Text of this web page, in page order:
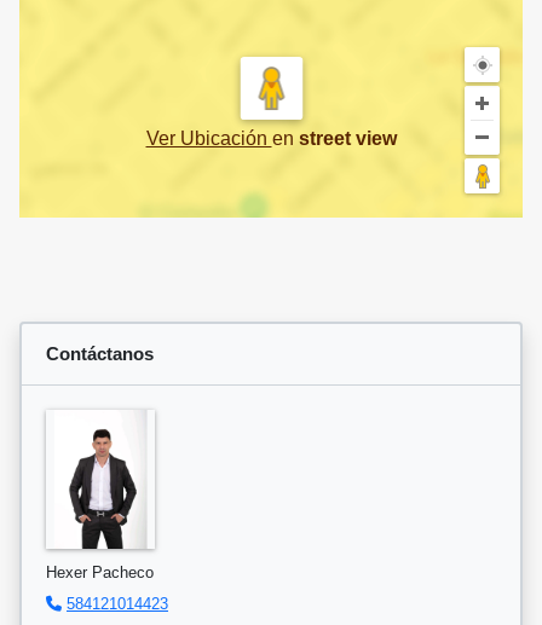
Ver Ubicación en street view
Contáctanos
Hexer Pacheco
584121014423